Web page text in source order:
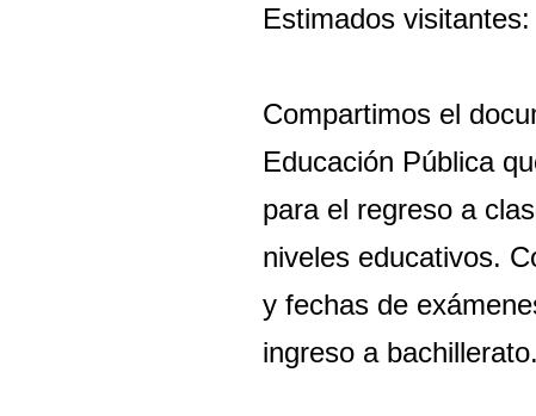
Estimados visitantes:
Compartimos el
Educación Pública
para el regreso a
niveles educativos.
y fechas de
ingreso a bachillerato.